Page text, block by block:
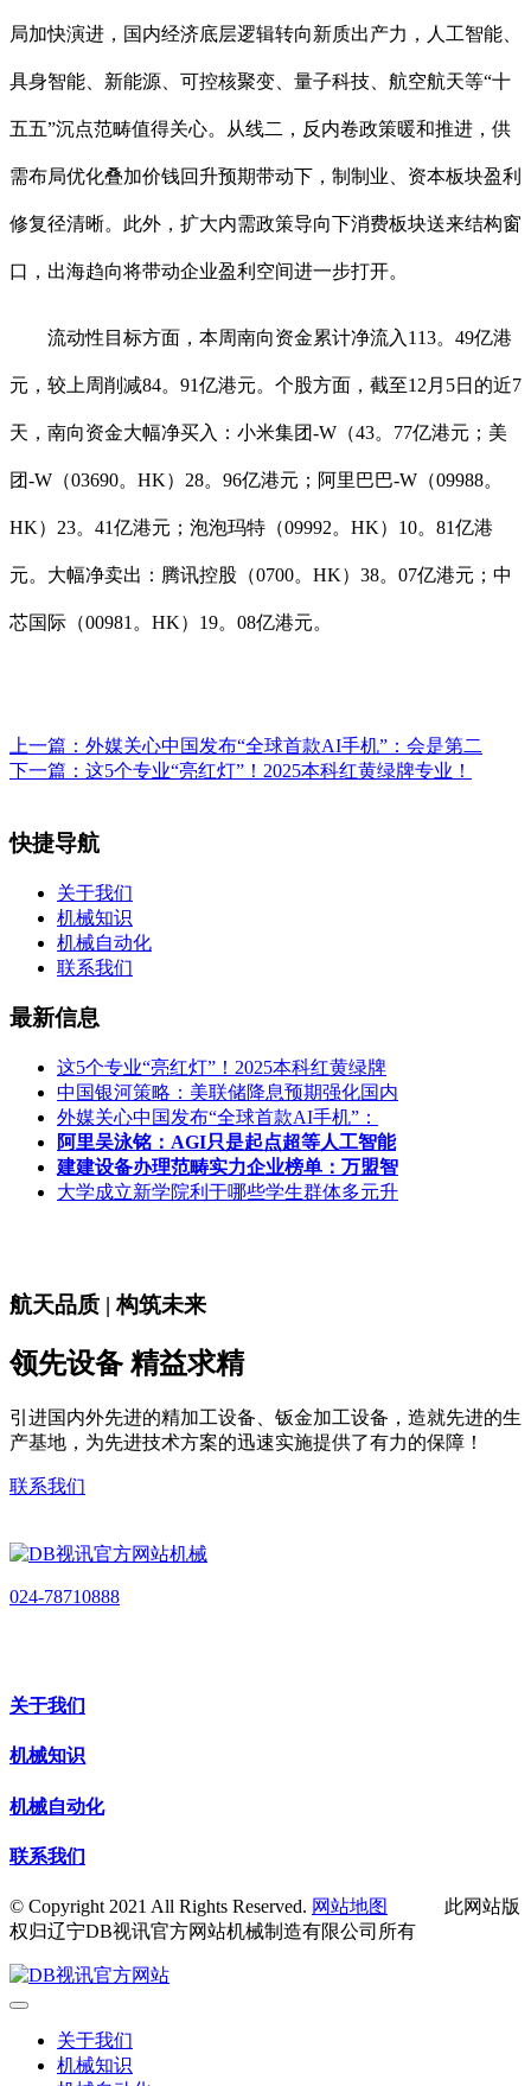
局加快演进，国内经济底层逻辑转向新质出产力，人工智能、
具身智能、新能源、可控核聚变、量子科技、航空航天等“十
五五”沉点范畴值得关心。从线二，反内卷政策暖和推进，供
需布局优化叠加价钱回升预期带动下，制制业、资本板块盈利
修复径清晰。此外，扩大内需政策导向下消费板块送来结构窗
口，出海趋向将带动企业盈利空间进一步打开。
流动性目标方面，本周南向资金累计净流入113。49亿港
元，较上周削减84。91亿港元。个股方面，截至12月5日的近7
天，南向资金大幅净买入：小米集团-W（43。77亿港元；美
团-W（03690。HK）28。96亿港元；阿里巴巴-W（09988。
HK）23。41亿港元；泡泡玛特（09992。HK）10。81亿港
元。大幅净卖出：腾讯控股（0700。HK）38。07亿港元；中
芯国际（00981。HK）19。08亿港元。
上一篇： 外媒关心中国发布“全球首款AI手机”：会是第二
下一篇： 这5个专业“亮红灯”！2025本科红黄绿牌专业！
快捷导航
关于我们
机械知识
机械自动化
联系我们
最新信息
这5个专业“亮红灯”！2025本科红黄绿牌
中国银河策略：美联储降息预期强化国内
外媒关心中国发布“全球首款AI手机”：
阿里吴泳铭：AGI只是起点超等人工智能
建建设备办理范畴实力企业榜单：万盟智
大学成立新学院利于哪些学生群体多元升
航天品质 | 构筑未来
领先设备 精益求精
引进国内外先进的精加工设备、钣金加工设备，造就先进的生
产基地，为先进技术方案的迅速实施提供了有力的保障！
联系我们
024-78710888
关于我们
机械知识
机械自动化
联系我们
© Copyright 2021 All Rights Reserved. 网站地图
此网站版
权归辽宁DB视讯官方网站机械制造有限公司所有
关于我们
机械知识